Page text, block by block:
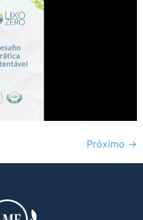
Próximo →